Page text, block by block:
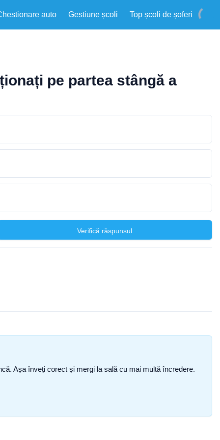
auto Gestiune școli Top școli de șoferi
pe partea stângă a
Verifică răspunsul
Așa înveți corect și mergi la sală cu mai multă încredere.